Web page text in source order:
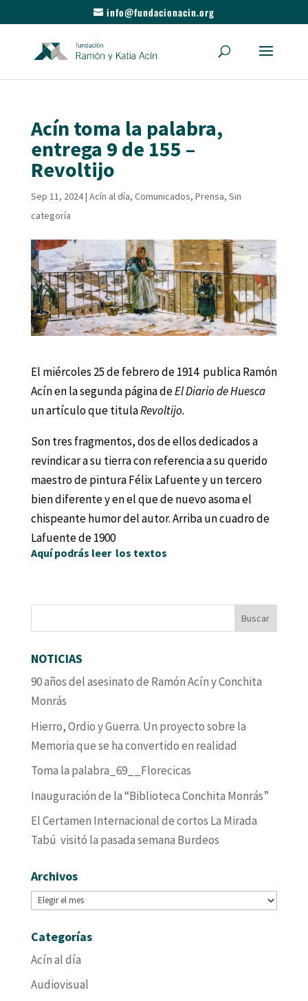
info@fundacionacin.org
Acín toma la palabra,
entrega 9 de 155 –
Revoltijo
Sep 11, 2024| Acín al día, Comunicados, Prensa, Sin
categoría
El miércoles 25 de febrero de 1914 publica Ramón
Acín en la segunda página deEl Diario de Huesca
un artículo que titulaRevoltijo.
Son tres fragmentos, dos de ellos dedicados a
revindicar a su tierra con referencia a su querido
maestro de pintura Félix Lafuente y un tercero
bien diferente y en el que de nuevo asoma el
chispeante humor del autor. Arriba un cuadro de
Lafuente de 1900
Aquí podrás leer los textos
NOTICIAS
90 años del asesinato de Ramón Acín y Conchita
Monrás
Hierro, Ordio y Guerra. Un proyecto sobre la
Memoria que se ha convertido en realidad
Toma la palabra_69__Florecicas
Inauguración de la “Biblioteca Conchita Monrás”
El Certamen Internacional de cortos La Mirada
Tabú visitó la pasada semana Burdeos
Archivos
Archivos
Categorías
Acín al día
Audiovisual